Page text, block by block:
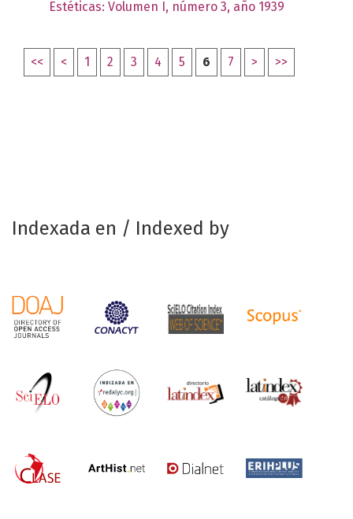
Estéticas: Volumen I, número 3, año 1939
<< < 1 2 3 4 5 6 7 > >>
Indexada en / Indexed by